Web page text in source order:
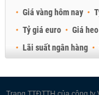
Giá vàng hôm nay
Tỷ giá euro
Giá
Lãi suất ngân hàng